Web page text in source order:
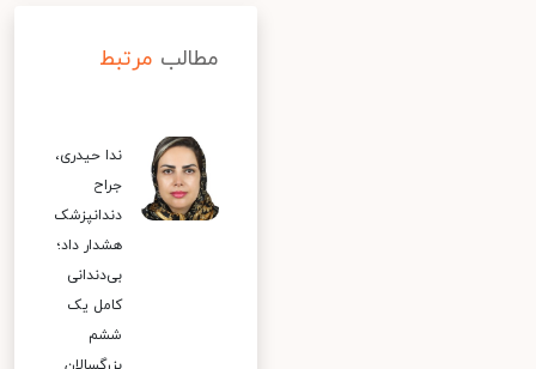
مطالب مرتبط
ندا حیدری،
جراح
دندانپزشک
هشدار داد؛
بی‌دندانی
کامل یک
ششم